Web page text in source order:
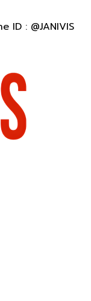
ID : @JANIVIS